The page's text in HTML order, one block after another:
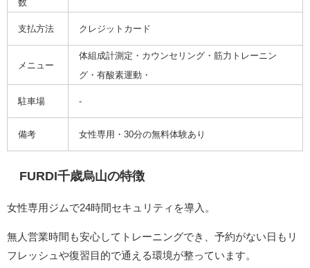
数
支払方法 クレジットカード
メニュー
体組成計測定・カウンセリング・筋力トレーニン
グ・有酸素運動・
駐車場 -
備考 女性専用・30分の無料体験あり
FURDI千歳烏山の特徴
女性専用ジムで24時間セキュリティを導入。
無人営業時間も安心してトレーニングでき、予約がない日もリ
フレッシュや復習目的で通える環境が整っています。